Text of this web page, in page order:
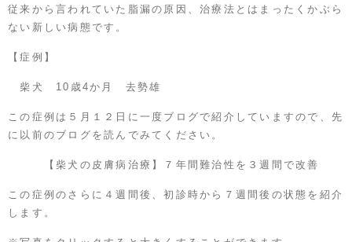
従来から言われていた脂漏の原因、治療法とはまったくかぶら
ない新しい病態です。
【症例】
柴犬 10歳4か月 去勢雄
この症例は５月１２日に一度ブログで紹介していますので、先
に以前のブログを読んでみてください。
【柴犬の皮膚病治療】７年間難治性を３週間で改善
この症例のさらに４週間後、初診時から７週間後の状態を紹介
します。